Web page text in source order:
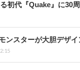
初代『Quake』に30
ンスターが大胆デザ